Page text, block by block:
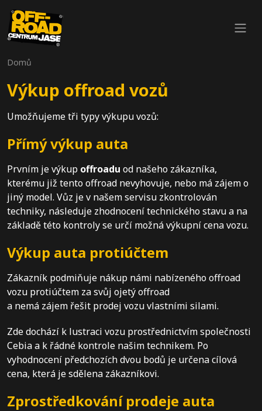
Domů
Výkup offroad vozů
Umožňujeme tři typy výkupu vozů:
Přímý výkup auta
Prvním je výkup offroadu od našeho zákazníka,
kterému již tento offroad nevyhovuje, nebo má zájem o
jiný model. Vůz je v našem servisu zkontrolován
techniky, následuje zhodnocení technického stavu a na
základě této kontroly se určí možná výkupní cena vozu.
Výkup auta protiúčtem
Zákazník podmiňuje nákup námi nabízeného offroad
vozu protiúčtem za svůj ojetý offroad
a nemá zájem řešit prodej vozu vlastními silami.
Zde dochází k lustraci vozu prostřednictvím společnosti
Cebia a k řádné kontrole našim technikem. Po
vyhodnocení předchozích dvou bodů je určena cílová
cena, která je sdělena zákazníkovi.
Zprostředkování prodeje auta